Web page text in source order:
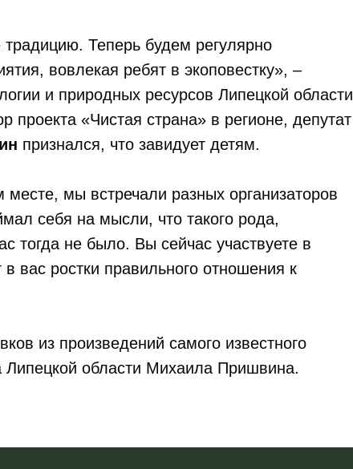
Теперь будем регулярно
вовлекая ребят в экоповестку», –
и природных ресурсов Липецкой области
проекта «Чистая страна» в регионе, депутат
признался, что завидует детям.
мы встречали разных организаторов
себя на мысли, что такого рода,
тогда не было. Вы сейчас участвуете в
вас ростки правильного отношения к
из произведений самого известного
Липецкой области Михаила Пришвина.